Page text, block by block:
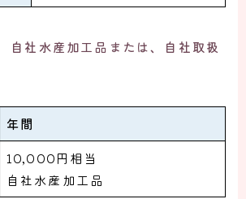
自社水産加工品または、自社取扱
年間
10,000円相当
自社水産加工品